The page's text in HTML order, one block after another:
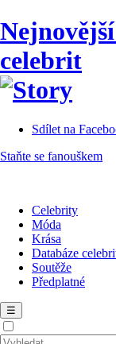
celebrit
Sdílet na
Staňte se fanouškem
Celebrity
Móda
Krása
Databáze
Soutěže
Předplatné
☰